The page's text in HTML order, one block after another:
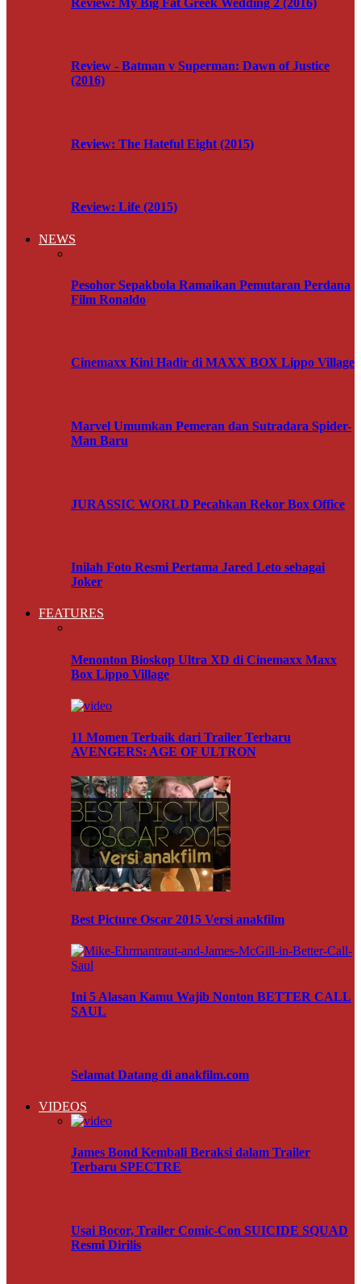
Review - Batman v Superman: Dawn of Justice
(2016)
Review: The Hateful Eight (2015)
Review: Life (2015)
NEWS
Pesohor Sepakbola Ramaikan Pemutaran Perdana
Film Ronaldo
Cinemaxx Kini Hadir di MAXX BOX Lippo Village
Marvel Umumkan Pemeran dan Sutradara Spider-
Man Baru
JURASSIC WORLD Pecahkan Rekor Box Office
Inilah Foto Resmi Pertama Jared Leto sebagai
Joker
FEATURES
Menonton Bioskop Ultra XD di Cinemaxx Maxx
Box Lippo Village
11 Momen Terbaik dari Trailer Terbaru
AVENGERS: AGE OF ULTRON
Best Picture Oscar 2015 Versi anakfilm
Ini 5 Alasan Kamu Wajib Nonton BETTER CALL
SAUL
Selamat Datang di anakfilm.com
VIDEOS
James Bond Kembali Beraksi dalam Trailer
Terbaru SPECTRE
Usai Bocor, Trailer Comic-Con SUICIDE SQUAD
Resmi Dirilis